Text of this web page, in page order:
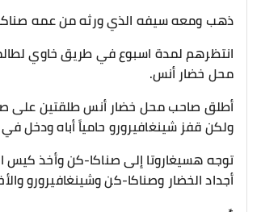
ذهب ومعه سيفه الذي ورثه من عمه
انتظرهم لمدة اسبوع في طريق خاوي
محل خضار أنس.
أطلق صاحب محل خضار أنس طلقتين على
ولكن قفز شينغافيرورو حامياً أباه ودخل
توجه هسيغاروتا إلى صناكا-كن وأخذ
أجداد الخضار وصناكا-كن وشينغافيرورو